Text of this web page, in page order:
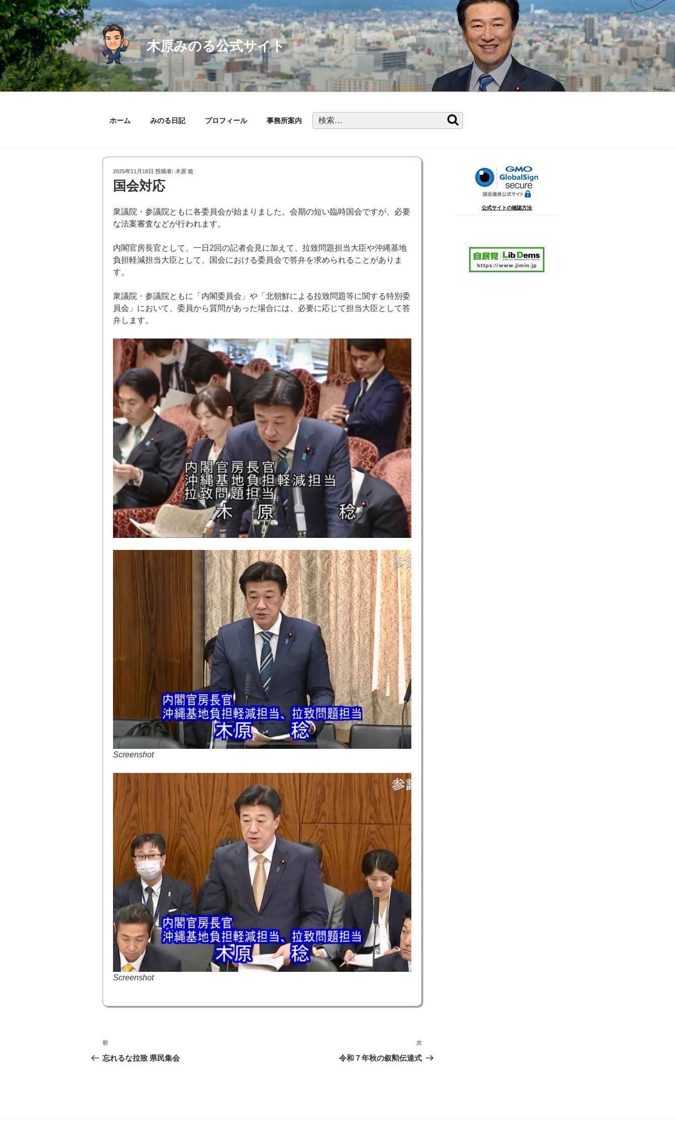
コ
ン
テ
ン
ツ
へ
ス
キ
木原みのる公式サイト
ホーム みのる日記 プロフィール 事務所案内
検
索:
索
投
稿
日:
2025年11月18日 投稿者: 木原 稔
国会対応
衆議院・参議院ともに各委員会が始まりました。会期の短い臨時国会ですが、必要
な法案審査などが行われます。
内閣官房長官として、一日2回の記者会見に加えて、拉致問題担当大臣や沖縄基地
負担軽減担当大臣として、国会における委員会で答弁を求められることがありま
す。
衆議院・参議院ともに「内閣委員会」や「北朝鮮による拉致問題等に関する特別委
員会」において、委員から質問があった場合には、必要に応じて担当大臣として答
弁します。
Screenshot
Screenshot
投
稿
前
の
前
忘れるな拉致 県民集会
次
の
次
令和７年秋の叙勲伝達式
公式サイトの確認方法